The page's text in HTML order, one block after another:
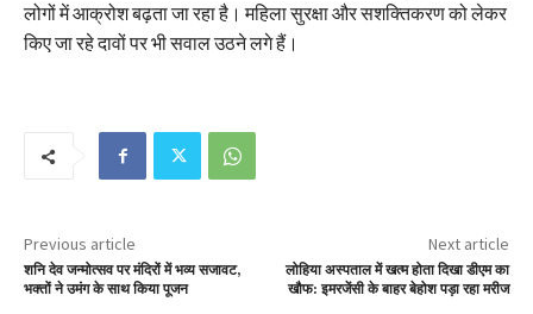
लोगों में आक्रोश बढ़ता जा रहा है। महिला सुरक्षा और सशक्तिकरण को लेकर
किए जा रहे दावों पर भी सवाल उठने लगे हैं।
Previous article
शनि देव जन्मोत्सव पर मंदिरों में भव्य सजावट,
भक्तों ने उमंग के साथ किया पूजन
Next article
लोहिया अस्पताल में खत्म होता दिखा डीएम का
खौफ: इमरजेंसी के बाहर बेहोश पड़ा रहा मरीज